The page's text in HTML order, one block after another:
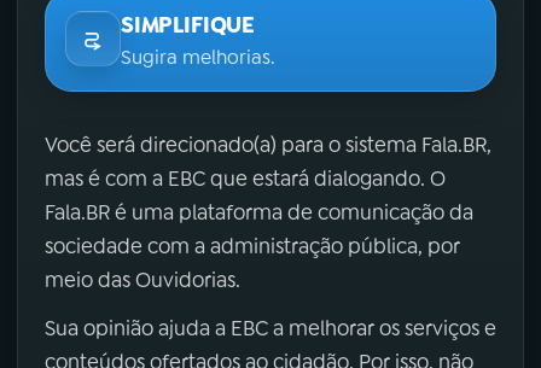
SIMPLIFIQUE
Sugira melhorias.
Você será direcionado(a) para o sistema Fala.BR,
mas é com a EBC que estará dialogando. O
Fala.BR é uma plataforma de comunicação da
sociedade com a administração pública, por
meio das Ouvidorias.
Sua opinião ajuda a EBC a melhorar os serviços e
conteúdos ofertados ao cidadão. Por isso, não